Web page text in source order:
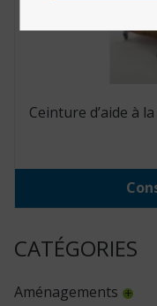
CATÉGORIES
Aménagements
Ceinture d’aide à